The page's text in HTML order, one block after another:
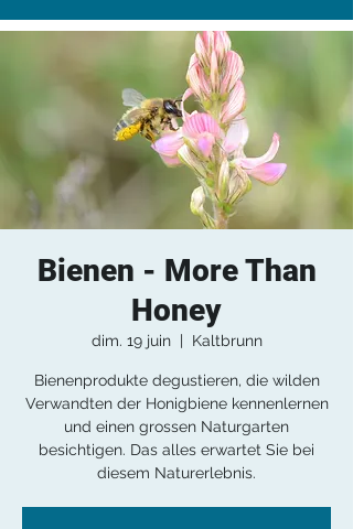
Bienen - More Than
Honey
dim. 19 juin
  |
Kaltbrunn
Bienenprodukte degustieren, die wilden
Verwandten der Honigbiene kennenlernen
und einen grossen Naturgarten
besichtigen. Das alles erwartet Sie bei
diesem Naturerlebnis.